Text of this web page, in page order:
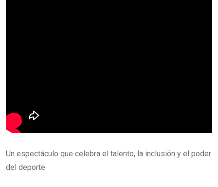
Un espectáculo que celebra el talento, la inclusión y el poder
del deporte